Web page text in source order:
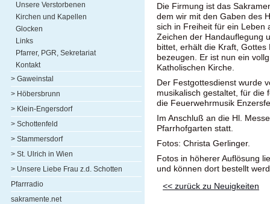
Unsere Verstorbenen
Kirchen und Kapellen
Glocken
Links
Pfarrer, PGR, Sekretariat
Kontakt
> Gaweinstal
> Höbersbrunn
> Klein-Engersdorf
> Schottenfeld
> Stammersdorf
> St. Ulrich in Wien
> Unsere Liebe Frau z.d. Schotten
Pfarrradio
sakramente.net
Die Firmung ist das
dem wir mit den Gaben des
sich in Freiheit für ein Leben
Zeichen der Handauflegung
bittet, erhält die Kraft,
bezeugen. Er ist nun ein
Katholischen Kirche.
Der Festgottesdienst wurde
musikalisch gestaltet, für die
die Feuerwehrmusik
Im Anschluß an die Hl.
Pfarrhofgarten statt.
Fotos: Christa Gerlinger.
Fotos in höherer Auflösung
und können dort bestellt
<< zurück zu Neuigkeiten